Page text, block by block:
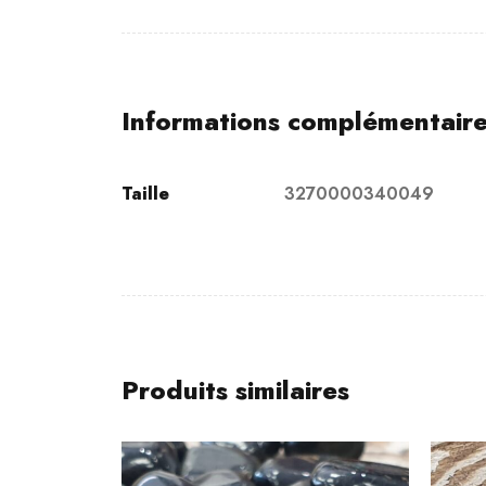
Informations
Taille 3270000340049
Produits similaires